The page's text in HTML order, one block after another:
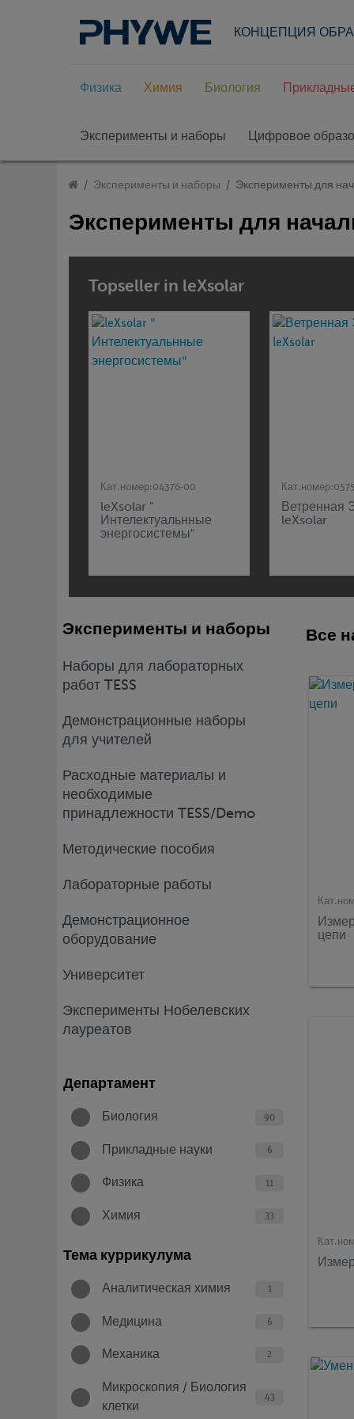
КОНЦЕПЦИЯ
Физика Химия Биология
Эксперименты и наборы Цифровое
Эксперименты и наборы Эксперименты для
Эксперименты для
Topseller in leXsolar
Кат.номер:04376-00
leXsolar "
Интелектуальнные
энергосистемы"
Кат.номер:
Ветренная
leXsolar
Эксперименты и наборы
Наборы для лабораторных
работ TESS
Демонстрационные наборы
для учителей
Расходные материалы и
необходимые
принадлежности TESS/Demo
Методические пособия
Лабораторные работы
Демонстрационное
оборудование
Университет
Эксперименты Нобелевских
лауреатов
Департамент
Биология 90
Прикладные науки 6
Физика 11
Химия 33
Тема куррикулума
Аналитическая химия 1
Медицина 6
Механика 2
Микроскопия / Биология
клетки
43
Все
цепи